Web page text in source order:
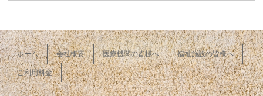
ホーム 会社概要 医療機関の皆様へ 福祉施設の皆様へ
ご利用料金